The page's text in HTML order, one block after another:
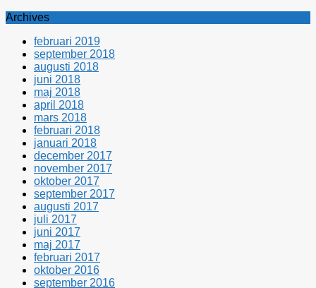
Archives
februari 2019
september 2018
augusti 2018
juni 2018
maj 2018
april 2018
mars 2018
februari 2018
januari 2018
december 2017
november 2017
oktober 2017
september 2017
augusti 2017
juli 2017
juni 2017
maj 2017
februari 2017
oktober 2016
september 2016